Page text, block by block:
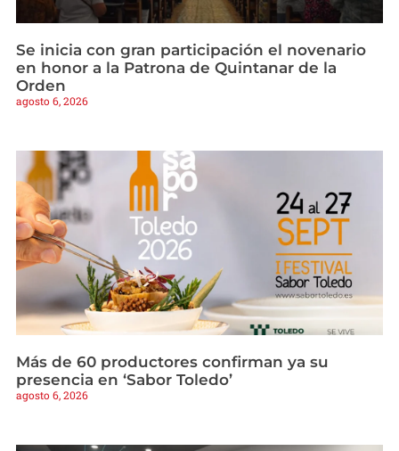
Se inicia con gran participación el novenario
en honor a la Patrona de Quintanar de la
Orden
agosto 6, 2026
Más de 60 productores confirman ya su
presencia en ‘Sabor Toledo’
agosto 6, 2026